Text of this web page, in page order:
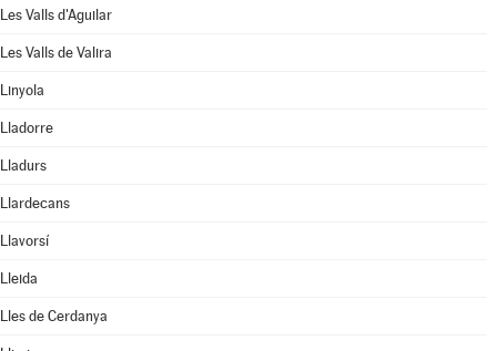
Les Valls d'Aguilar
Les Valls de Valira
Linyola
Lladorre
Lladurs
Llardecans
Llavorsí
Lleida
Lles de Cerdanya